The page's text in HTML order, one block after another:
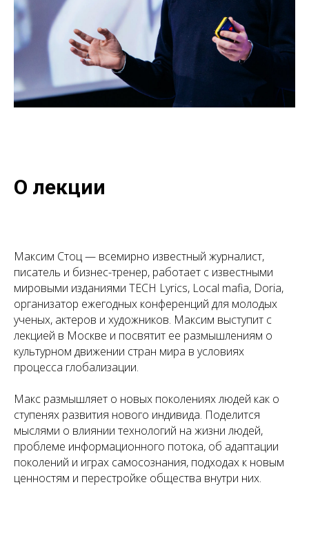
О лекции
Максим Стоц — всемирно известный журналист,
писатель и бизнес-тренер, работает с известными
мировыми изданиями TECH Lyrics, Local mafia, Doria,
организатор ежегодных конференций для молодых
ученых, актеров и художников. Максим выступит с
лекцией в Москве и посвятит ее размышлениям о
культурном движении стран мира в условиях
процесса глобализации.
Макс размышляет о новых поколениях людей как о
ступенях развития нового индивида. Поделится
мыслями о влиянии технологий на жизни людей,
проблеме информационного потока, об адаптации
поколений и играх самосознания, подходах к новым
ценностям и перестройке общества внутри них.